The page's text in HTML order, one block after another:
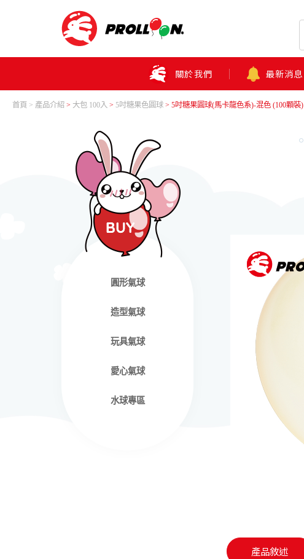
關於我們 最新消息
首頁 產品介紹 > 大包 100入 > 5吋糖果色圓球 > 5吋糖果圓球(馬卡龍色系)-混色 (100顆裝)
圓形氣球
造型氣球
玩具氣球
愛心氣球
水球專區
產品敘述